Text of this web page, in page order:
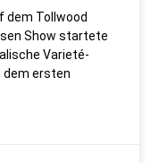
dem Tollwood
Show startete
Varieté-
dem ersten